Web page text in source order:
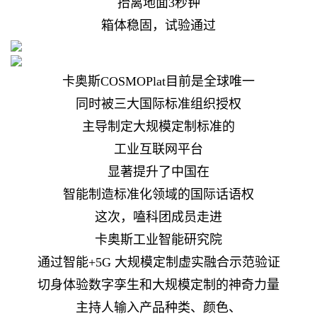
抬离地面3秒钟
箱体稳固，试验通过
卡奥斯COSMOPlat目前是全球唯一
同时被三大国际标准组织授权
主导制定大规模定制标准的
工业互联网平台
显著提升了中国在
智能制造标准化领域的国际话语权
这次，嗑科团成员走进
卡奥斯工业智能研究院
通过智能+5G 大规模定制虚实融合示范验证
切身体验数字孪生和大规模定制的神奇力量
主持人输入产品种类、颜色、